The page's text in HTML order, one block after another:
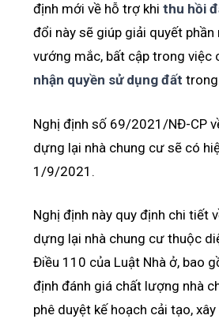
định mới về hỗ trợ khi thu hồi
đổi này sẽ giúp giải quyết phần
vướng mắc, bất cập trong việc
nhận quyền sử dụng đất
Nghị định số 69/2021/NĐ-CP
dựng lại nhà chung cư sẽ có
1/9/2021.
Nghị định này quy định chi tiết
dựng lại nhà chung cư thuộc
Điều 110 của Luật Nhà ở, bao
định đánh giá chất lượng nhà
phê duyệt kế hoạch cải tạo,